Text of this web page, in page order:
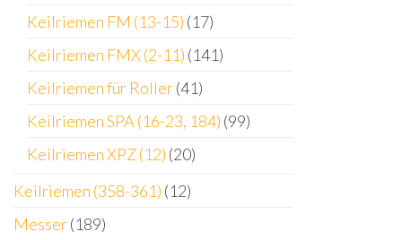
Keilriemen FM (13-15) (17)
Keilriemen FMX (2-11) (141)
Keilriemen für Roller(41)
Keilriemen SPA (16-23, 184) (99)
Keilriemen XPZ (12) (20)
Keilriemen (358-361) (12)
Messer(189)